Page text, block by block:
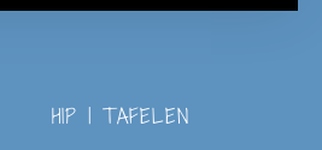
HIP | TAFELEN